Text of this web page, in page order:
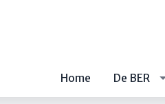
Home De BER